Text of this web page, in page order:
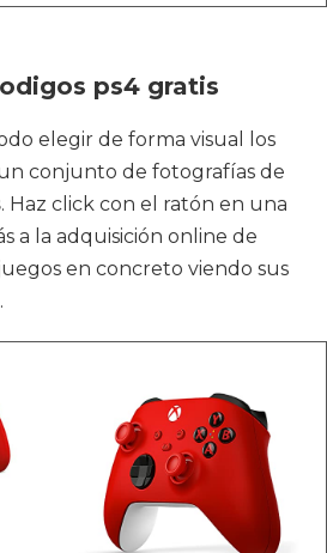
ps4 gratis
elegir de forma visual los
conjunto de fotografías de
. Haz click con el ratón en una
a la adquisición online de
en concreto viendo sus